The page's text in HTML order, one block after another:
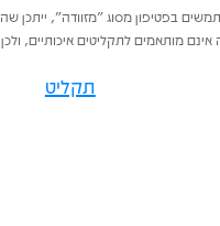
בפטיפון מסוג "מזוודה", ייתכן
אינם מותאמים לתקליטים איכותיים,
תקליט